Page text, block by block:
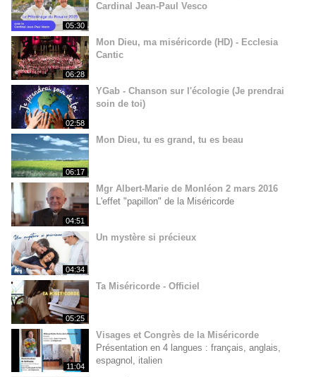
05:30
Cardinal Jean-Paul Vesco
06:28
Mon Dieu, ma miséricorde (HD) - Ecclesia
Cantic
02:58
YGab - Chanson sur l'écologie (Je prendrai
soin de toi)
06:17
Mon Dieu, tu es grand, tu es beau
04:51
Mgr Albert-Marie de Monléon 2 mars 2016
L'effet "papillon" de la Miséricorde
04:34
Un mystère si précieux
05:25
Ta Miséricorde - Officiel
11:04
Visages et Congrès de la Miséricorde
Présentation en 4 langues : français, anglais,
espagnol, italien